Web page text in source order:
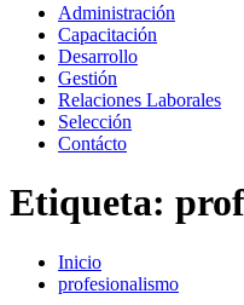
Menú
principal
Administración
Capacitación
Desarrollo
Gestión
Relaciones Laborales
Selección
Contácto
Etiqueta:
Inicio
profesionalismo